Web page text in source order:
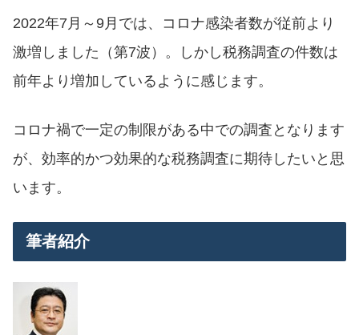
2022年7月～9月では、コロナ感染者数が従前より
激増しました（第7波）。しかし税務調査の件数は
前年より増加しているように感じます。
コロナ禍で一定の制限がある中での調査となります
が、効率的かつ効果的な税務調査に期待したいと思
います。
筆者紹介